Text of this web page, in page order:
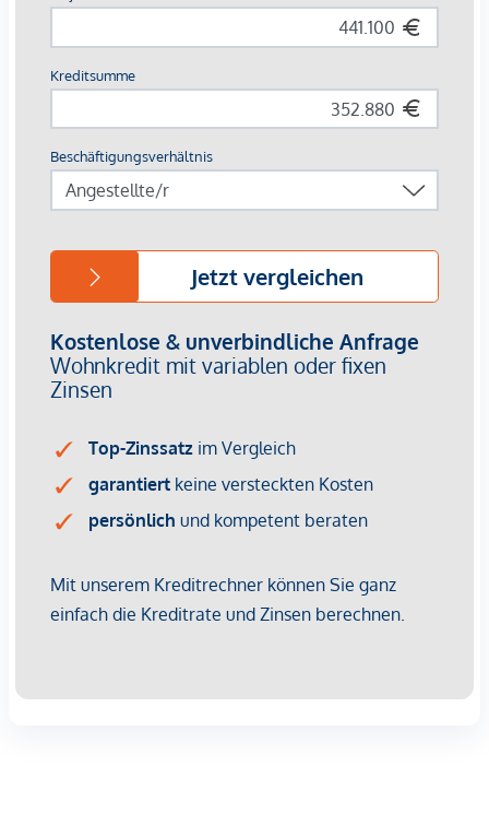
Infrastruktur vor Ort
S-Bahn-Stationen: Traisengasse und Handelskai
Die monatlichen Kosten entnehmen Sie bitte der Preisliste.
Kaufpreise der Vorsorgewohnungen
Zu erwartender Mietertrag
von ca. EUR 14,25 bis EUR 15,75 netto/m²
Provisionsfrei für Käufer(bis Baubeginn)
Fertigstellung: Voraussichtlich Q2/2028
Vorsorgewohnung, die zu Vermietungszwecken erworben
Der angegebene Kaufpreis versteht sich daher zzgl.
Änderungen.
Wir weisen darauf hin, dass zwischen dem Vermittler und
dem zu vermittelnden Dritten ein familiäres oder